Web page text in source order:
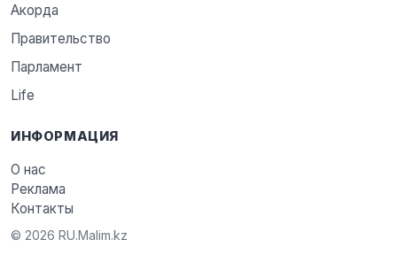
Акорда
Правительство
Парламент
Life
ИНФОРМАЦИЯ
О нас
Реклама
Контакты
© 2026 RU.Malim.kz